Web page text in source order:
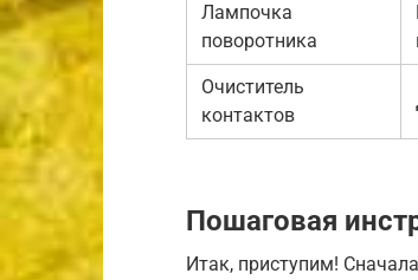
Лампочка
поворотника
Очиститель
контактов
Пошаговая
Итак, приступим!